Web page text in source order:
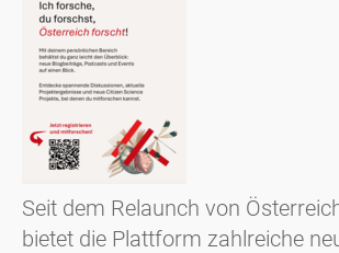
Seit dem Relaunch von
bietet die Plattform zahlreiche